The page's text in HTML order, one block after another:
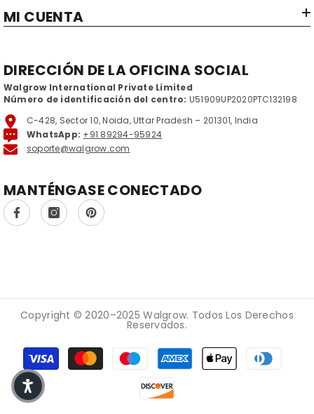
MI CUENTA
DIRECCIÓN DE LA OFICINA SOCIAL
Walgrow International Private Limited
Número de identificación del centro: U51909UP2020PTC132198
C-428, Sector 10, Noida, Uttar Pradesh – 201301, India
WhatsApp: +91 89294-95924
soporte@walgrow.com
MANTÉNGASE CONECTADO
Copyright © 2020–2025 Walgrow. Todos Los Derechos
Reservados.
Métodos de pago